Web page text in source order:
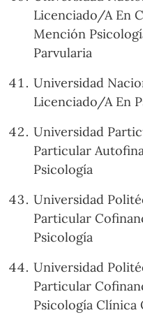
Licenciado/A En
Mención
Parvularia
Universidad
Licenciado/A En
Universidad
Particular
Psicología
Universidad
Particular
Psicología
Universidad
Particular
Psicología Clínica